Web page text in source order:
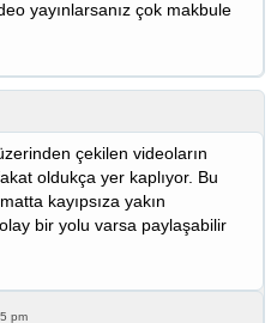
yayınlarsanız çok makbule
çekilen videoların
oldukça yer kaplıyor. Bu
kayıpsıza yakın
bir yolu varsa paylaşabilir
pm